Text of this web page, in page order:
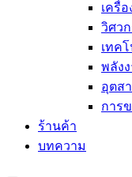
เครื่
วิศว
เทค
พลัง
อุตส
การ
ร้านค้า
บทความ